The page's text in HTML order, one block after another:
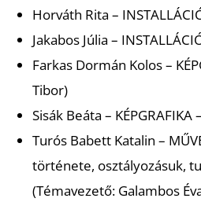
Horváth Rita –
Jakabos Júlia –
Farkas Dormán Kolos –
Tibor)
Sisák Beáta – KÉPGRAFIKA
Turós Babett Katalin –
története, osztályozásuk,
(Témavezető: Galambos